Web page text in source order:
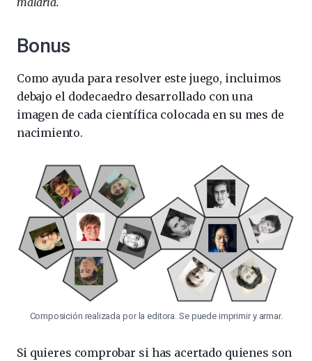
Bonus
Como ayuda para resolver este juego, incluimos
debajo el dodecaedro desarrollado con una
imagen de cada científica colocada en su mes de
nacimiento.
Composición realizada por la editora. Se puede imprimir y armar.
Si quieres comprobar si has acertado quienes son